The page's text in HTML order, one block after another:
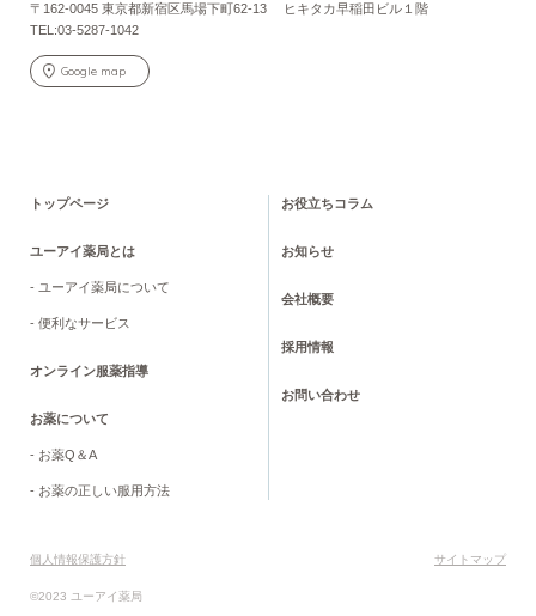
〒162-0045 東京都新宿区馬場下町62-13 ヒキタカ早稲田ビル１階
TEL:03-5287-1042
Google map
トップページ
ユーアイ薬局とは
- ユーアイ薬局について
- 便利なサービス
オンライン服薬指導
お薬について
- お薬Q＆A
- お薬の正しい服用方法
お役立ちコラム
お知らせ
会社概要
採用情報
お問い合わせ
©2023 ユーアイ薬局
個人情報保護方針 サイトマップ